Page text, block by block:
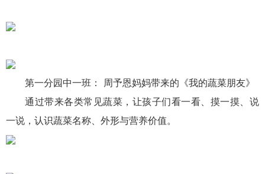
第一分园中一班： 周予恩妈妈带来的《我的蔬菜朋友》
通过带来各类常见蔬菜，让孩子们看一看、摸一摸、说
一说，认识蔬菜名称、外形与营养价值。